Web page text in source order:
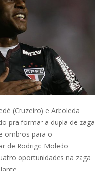
(Cruzeiro) e Arboleda
pra formar a dupla de zaga
ombros para o
de Rodrigo Moledo
oportunidades na zaga